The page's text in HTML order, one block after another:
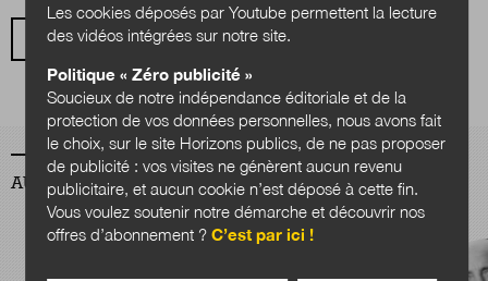
VOIR TOUS LES ARTICLES
AUTEURS
Les cookies déposés par Youtube permettent la lecture
des vidéos intégrées sur notre site.
Politique « Zéro publicité »
Soucieux de notre indépendance éditoriale et de la
protection de vos données personnelles, nous avons fait
le choix, sur le site Horizons publics, de ne pas proposer
de publicité : vos visites ne génèrent aucun revenu
publicitaire, et aucun cookie n’est déposé à cette fin.
Vous voulez soutenir notre démarche et découvrir nos
offres d’abonnement ? C’est par ici !